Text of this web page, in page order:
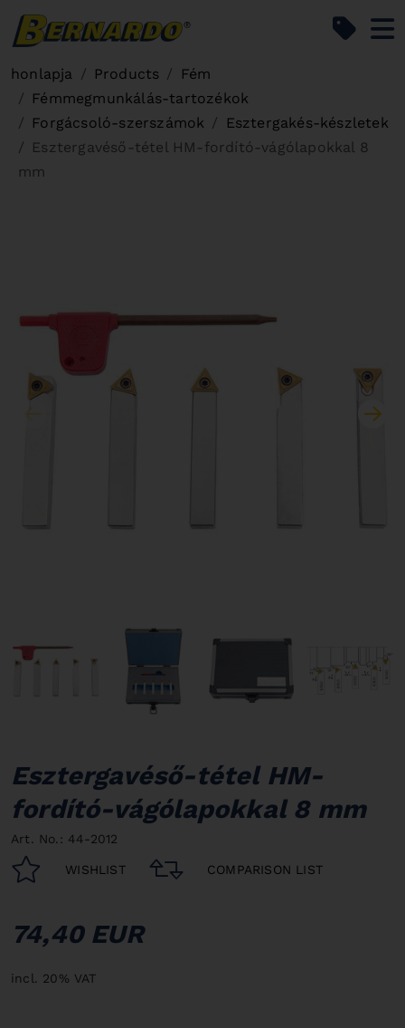
honlapja Products
Fém
Fémmegmunkálás-tartozékok
Forgácsoló-szerszámok
Esztergakés-készletek
Esztergavéső-tétel HM-fordító-vágólapokkal 8
mm
Esztergavéső-tétel HM-
fordító-vágólapokkal 8 mm
Art. No.: 44-2012
WISHLIST COMPARISON LIST
74,40 EUR
incl. 20% VAT